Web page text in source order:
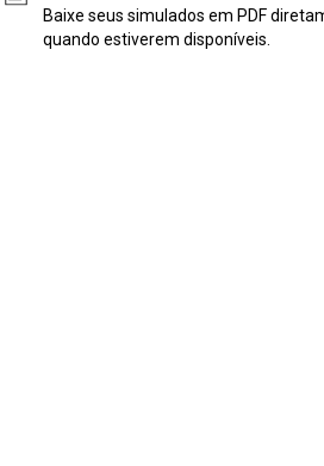
Baixe seus simulados em PDF
quando estiverem disponíveis.